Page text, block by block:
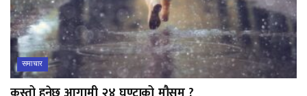
समाचार